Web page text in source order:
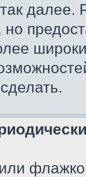
далее.
но